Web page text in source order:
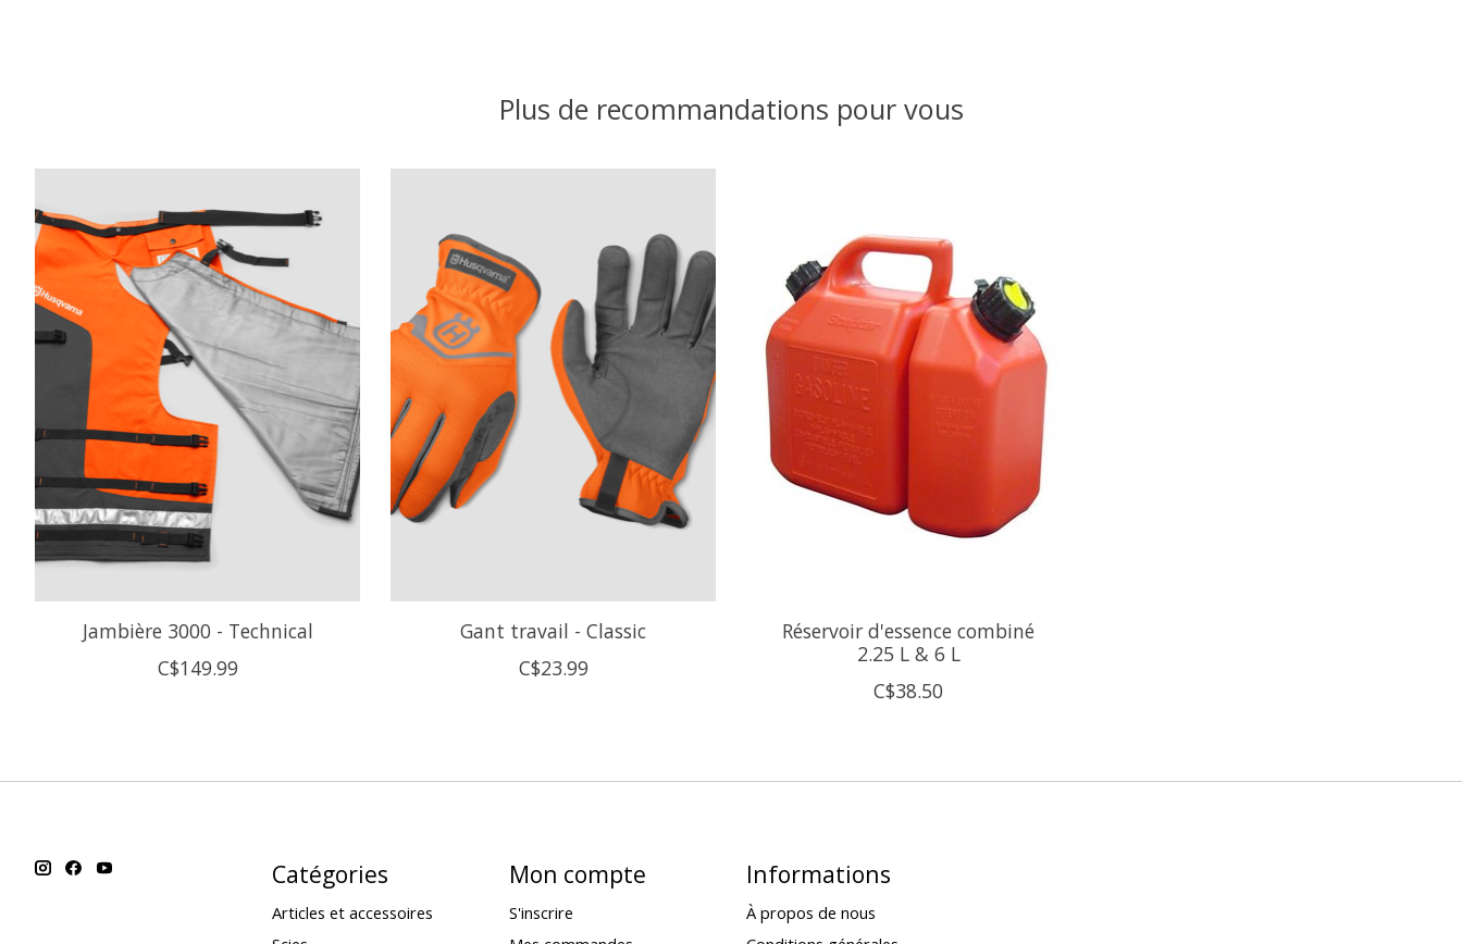
Plus de recommandations pour vous
Jambière 3000 - Technical
C$149.99
Gant travail - Classic
C$23.99
Réservoir d'essence combiné
2.25 L & 6 L
C$38.50
Catégories
Articles et accessoires
Mon compte
S'inscrire
Informations
À propos de nous